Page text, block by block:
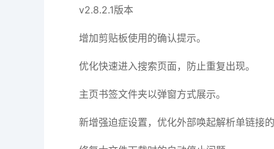
v2.8.2.1版本
增加剪贴板使用的确认提示。
优化快速进入搜索页面，防止重复出现。
主页书签文件夹以弹窗方式展示。
新增强迫症设置，优化外部唤起解析单链接的